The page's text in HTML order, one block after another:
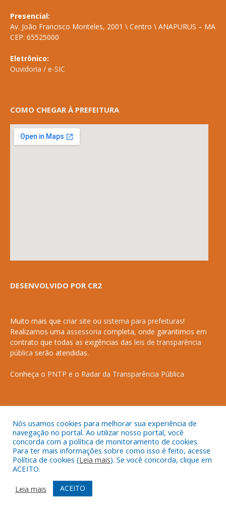
Presencial:
Av. João Francisco Monteles, 2001 \ Centro \ ANAPURUS – MA
CEP: 65525000
Eletrônico:
Ouvidoria / e-SIC
COMO CHEGAR À PREFEITURA
DESENVOLVIDO POR CR2
Muito mais que criar site ou sistema para prefeituras!
Realizamos uma assessoria completa, onde garantimos em
contrato que todas as exigências das leis de transparência
pública serão atendidas.
Conheça o PNTP e o Radar da Transparência Pública
Todos os direitos reservados a Prefeitura Municipal de Anapurus.
Mapa do Site
Acessar o Webmail
Nós usamos cookies para melhorar sua experiência de
navegação no portal. Ao utilizar nosso portal, você
concorda com a política de monitoramento de cookies.
Para ter mais informações sobre como isso é feito, acesse
Política de cookies (Leia mais). Se você concorda, clique em
ACEITO.
Leia mais
ACEITO